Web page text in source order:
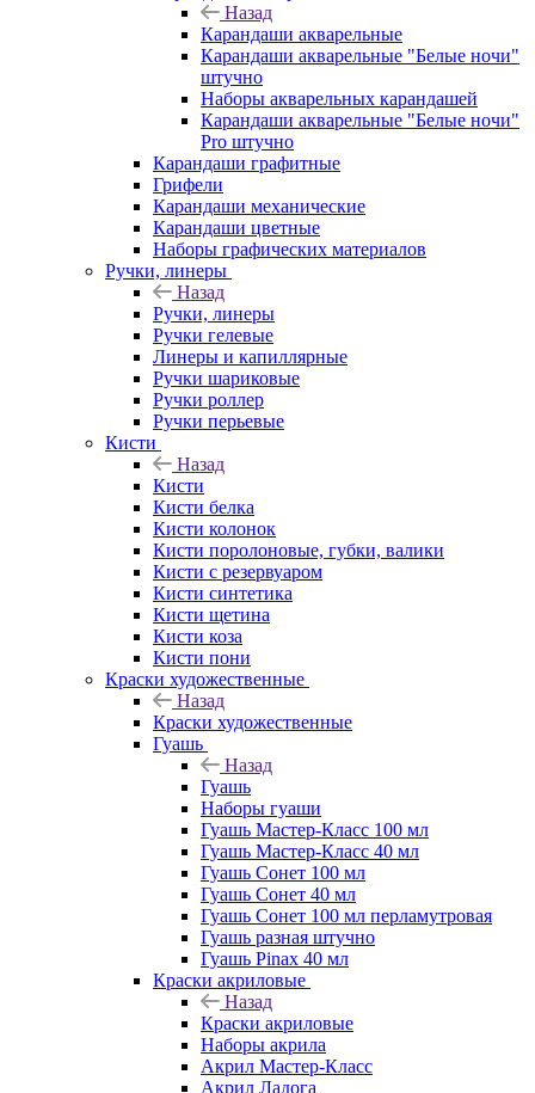
Назад
Карандаши акварельные
Карандаши акварельные "Белые ночи"
штучно
Наборы акварельных карандашей
Карандаши акварельные "Белые ночи"
Pro штучно
Карандаши графитные
Грифели
Карандаши механические
Карандаши цветные
Наборы графических материалов
Ручки, линеры
Назад
Ручки, линеры
Ручки гелевые
Линеры и капиллярные
Ручки шариковые
Ручки роллер
Ручки перьевые
Кисти
Назад
Кисти
Кисти белка
Кисти колонок
Кисти поролоновые, губки, валики
Кисти с резервуаром
Кисти синтетика
Кисти щетина
Кисти коза
Кисти пони
Краски художественные
Назад
Краски художественные
Гуашь
Назад
Гуашь
Наборы гуаши
Гуашь Мастер-Класс 100 мл
Гуашь Мастер-Класс 40 мл
Гуашь Сонет 100 мл
Гуашь Сонет 40 мл
Гуашь Сонет 100 мл перламутровая
Гуашь разная штучно
Гуашь Pinax 40 мл
Краски акриловые
Назад
Краски акриловые
Наборы акрила
Акрил Мастер-Класс
Акрил Ладога